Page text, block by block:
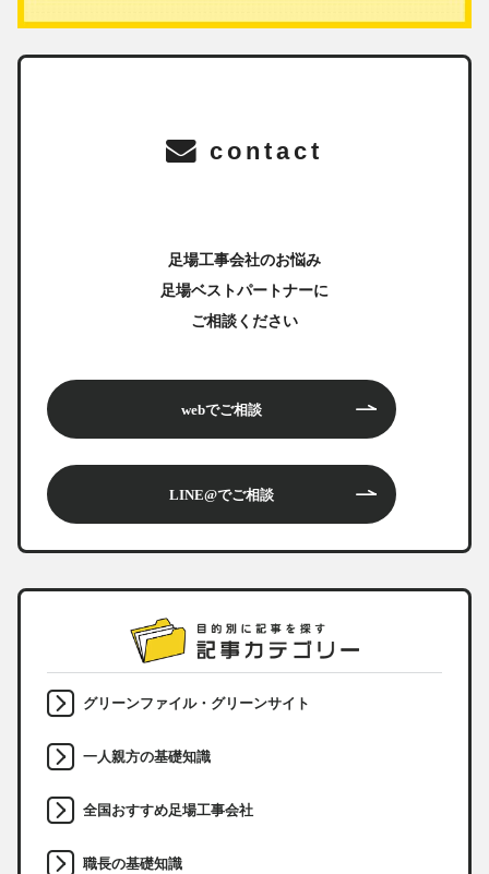
contact
足場工事会社のお悩み
足場ベストパートナーに
ご相談ください
webでご相談
LINE@でご相談
グリーンファイル・グリーンサイト
一人親方の基礎知識
全国おすすめ足場工事会社
職長の基礎知識